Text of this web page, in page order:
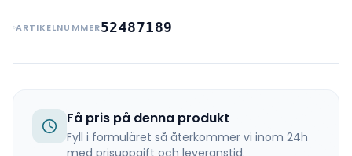
ARTIKELNUMMER52487189
Få pris på denna produkt
Fyll i formuläret så återkommer vi inom 24h
med prisuppgift och leveranstid.